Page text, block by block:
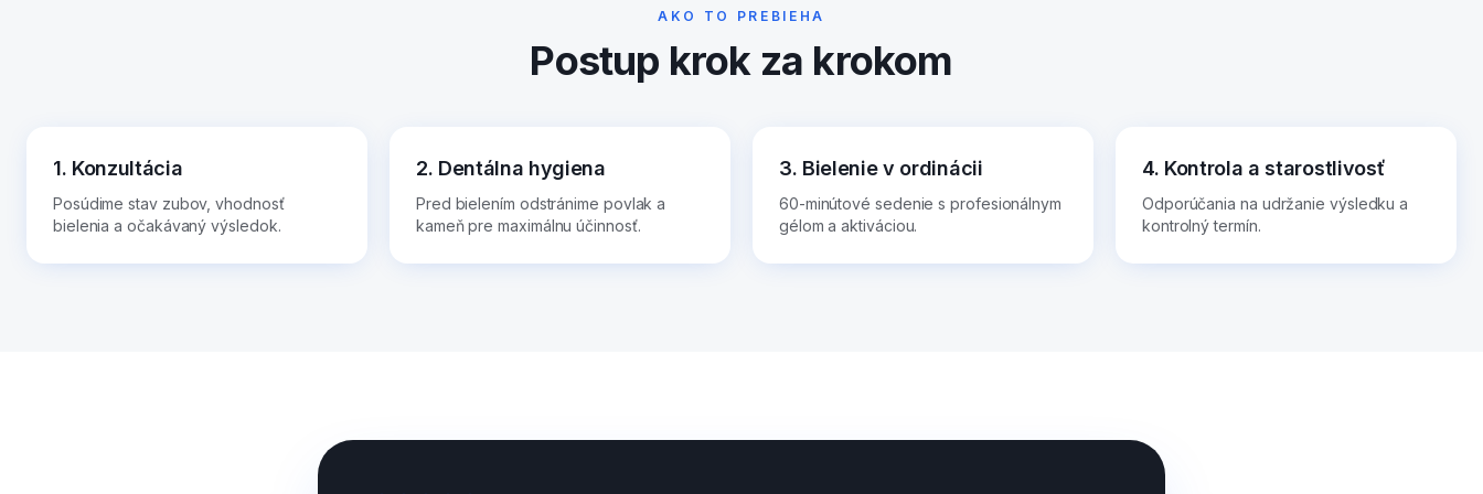
AKO TO PREBIEHA
Postup krok za krokom
1. Konzultácia
Posúdime stav zubov, vhodnosť
bielenia a očakávaný výsledok.
2. Dentálna hygiena
Pred bielením odstránime povlak a
kameň pre maximálnu účinnosť.
3. Bielenie v ordinácii
60-minútové sedenie s profesionálnym
gélom a aktiváciou.
4. Kontrola a starostlivosť
Odporúčania na udržanie výsledku a
kontrolný termín.